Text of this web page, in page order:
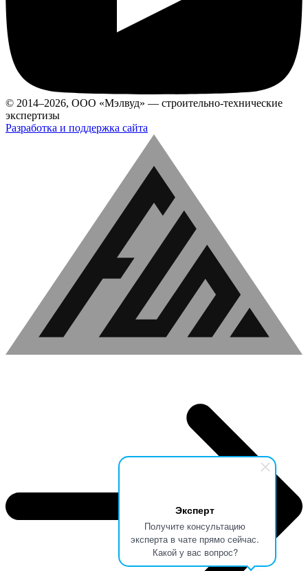
Эксперт
Получите консультацию
эксперта в чате прямо сейчас.
Какой у вас вопрос?
© 2014–2026, ООО «Мэлвуд» — строительно-технические
экспертизы
Разработка и поддержка сайта